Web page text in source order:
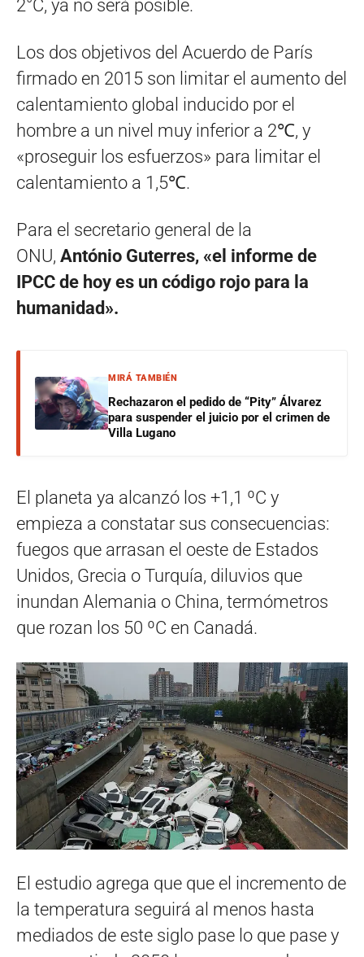
2°C, ya no será posible.
Los dos objetivos del Acuerdo de París
firmado en 2015 son limitar el aumento del
calentamiento global inducido por el
hombre a un nivel muy inferior a 2℃, y
«proseguir los esfuerzos» para limitar el
calentamiento a 1,5℃.
Para el secretario general de la
ONU, António Guterres, «el informe de
IPCC de hoy es un código rojo para la
humanidad».
MIRÁ TAMBIÉN
Rechazaron el pedido de “Pity” Álvarez
para suspender el juicio por el crimen de
Villa Lugano
El planeta ya alcanzó los +1,1 ºC y
empieza a constatar sus consecuencias:
fuegos que arrasan el oeste de Estados
Unidos, Grecia o Turquía, diluvios que
inundan Alemania o China, termómetros
que rozan los 50 ºC en Canadá.
El estudio agrega que que el incremento de
la temperatura seguirá al menos hasta
mediados de este siglo pase lo que pase y